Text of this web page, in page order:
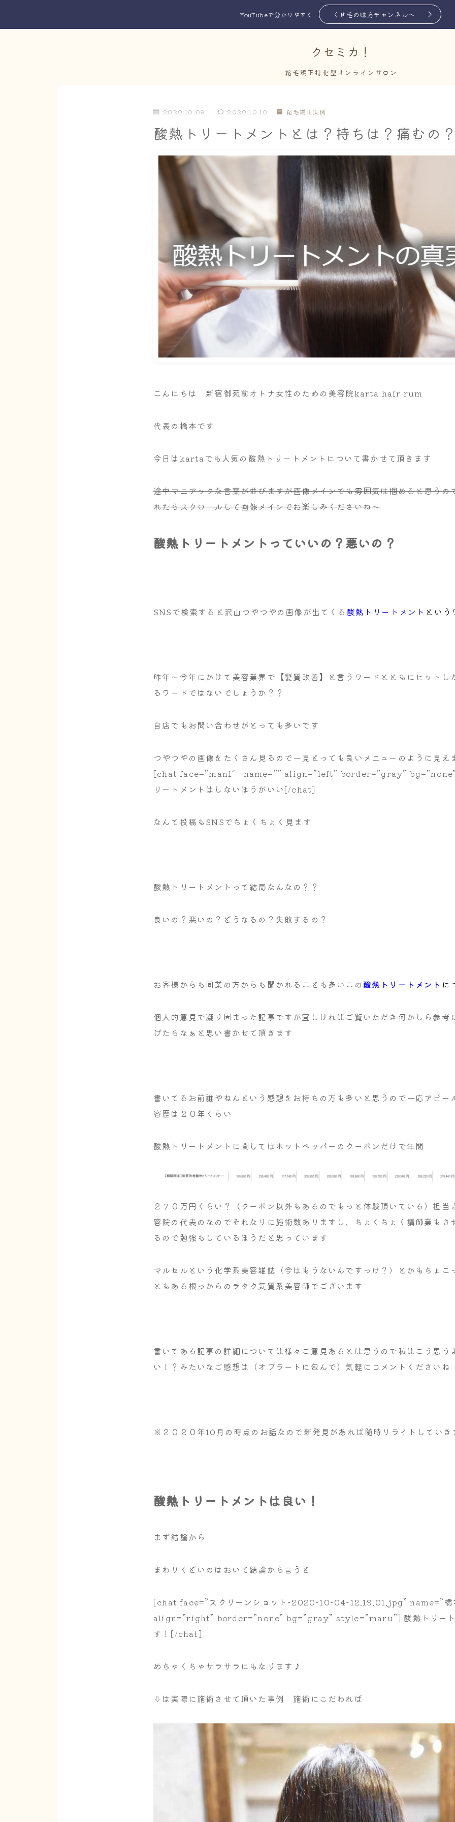
YouTubeで分かりやすく くせ毛の味方チャンネルへ
クセミカ！
縮毛矯正特化型オンラインサロン
2020.10.09 2020.10.10 縮毛矯正実例
酸熱トリートメントとは？持ちは？痛むの
こんにちは 新宿御苑前オトナ女性のための美容院karta hair rum
代表の橋本です
今日はkartaでも人気の酸熱トリートメントについて書かせて頂きます
途中マニアックな言葉が並びますが画像メインでも雰囲気は掴めると思うの
れたらスクロールして画像メインでお楽しみくださいね～
酸熱トリートメントっていいの？悪いの？
SNSで検索すると沢山つやつやの画像が出てくる 酸熱トリートメント という
昨年～今年にかけて美容業界で【髪質改善】と言うワードとともにヒットし
るワードではないでしょうか？？
自店でもお問い合わせがとっても多いです
つやつやの画像をたくさん見るので一見とっても良いメニューのように見え
[chat face=”man1″ name=”” align=”left” border=”gray”
リートメントはしないほうがいい[/chat]
なんて投稿もSNSでちょくちょく見ます
酸熱トリートメントって結局なんなの？？
良いの？悪いの？どうなるの？失敗するの？
お客様からも同業の方からも聞かれることも多いこの 酸熱トリートメント に
個人的意見で凝り固まった記事ですが宜しければご覧いただき何かしら参考
げたらなぁと思い書かせて頂きます
書いてるお前誰やねんという感想をお持ちの方も多いと思うので一応アピー
容歴は２０年くらい
酸熱トリートメントに関してはホットペッパーのクーポンだけで年間
２７０万円くらい？（クーポン以外もあるのでもっと体験頂いている）担当
容院の代表のなのでそれなりに施術数ありますし、ちょくちょく講師業もさ
るので勉強もしているほうだと思っています
マルセルという化学系美容雑誌（今はもうないんですっけ？）とかもちょこ
ともある根っからのヲタク気質系美容師でございます
書いてある記事の詳細については様々ご意見あるとは思うので私はこう思う
い！？みたいなご感想は（オブラートに包んで）気軽にコメントくださいね
※２０２０年10月の時点のお話なので新発見があれば随時リライトしていき
酸熱トリートメントは良い！
まず結論から
まわりくどいのはおいて結論から言うと
[chat face=”スクリーンショット-2020-10-04-12.19.01.jpg” name=”橋
align=”right” border=”none” bg=”gray” style=”maru”] 酸熱トリート
す！[/chat]
めちゃくちゃサラサラにもなります♪
⇩は実際に施術させて頂いた事例 施術にこだわれば